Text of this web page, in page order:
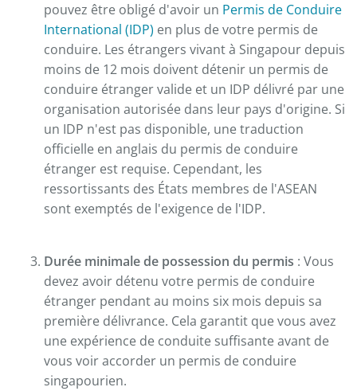
pouvez être obligé d'avoir un Permis de Conduire
International (IDP) en plus de votre permis de
conduire. Les étrangers vivant à Singapour depuis
moins de 12 mois doivent détenir un permis de
conduire étranger valide et un IDP délivré par une
organisation autorisée dans leur pays d'origine. Si
un IDP n'est pas disponible, une traduction
officielle en anglais du permis de conduire
étranger est requise. Cependant, les
ressortissants des États membres de l'ASEAN
sont exemptés de l'exigence de l'IDP.
Durée minimale de possession du permis : Vous
devez avoir détenu votre permis de conduire
étranger pendant au moins six mois depuis sa
première délivrance. Cela garantit que vous avez
une expérience de conduite suffisante avant de
vous voir accorder un permis de conduire
singapourien.